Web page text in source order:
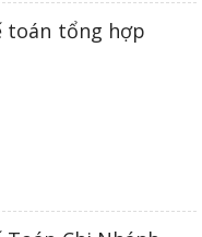
toán tổng hợp